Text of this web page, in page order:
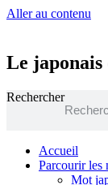
Aller au contenu
Le japonais
Rechercher
Accueil
Parcourir les
Mot